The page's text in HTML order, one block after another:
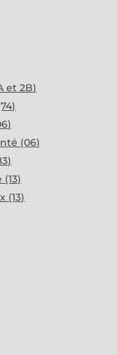
et 2B)
(06)
(13)